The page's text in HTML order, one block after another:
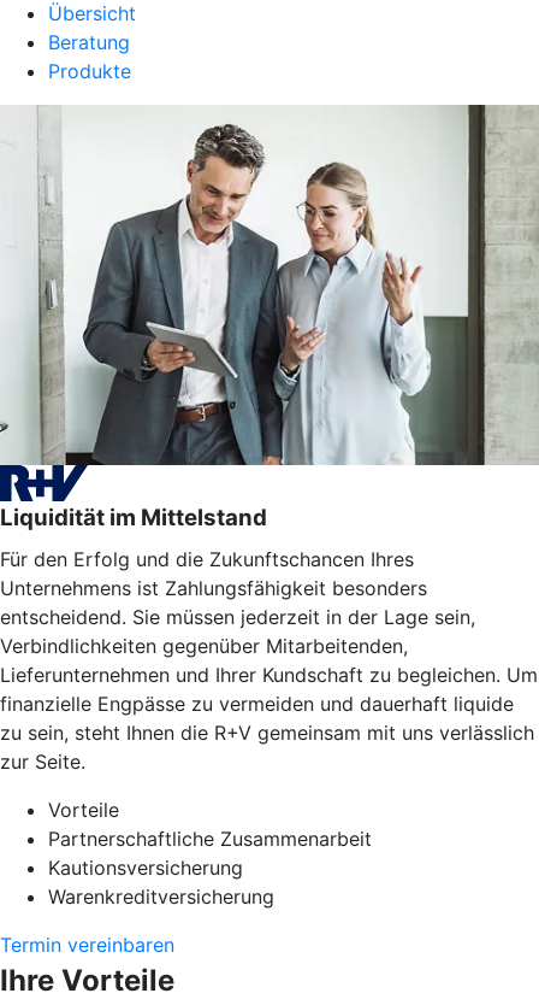
Übersicht
Beratung
Produkte
Liquidität im Mittelstand
Für den Erfolg und die Zukunftschancen Ihres
Unternehmens ist Zahlungsfähigkeit besonders
entscheidend. Sie müssen jederzeit in der Lage sein,
Verbindlichkeiten gegenüber Mitarbeitenden,
Lieferunternehmen und Ihrer Kundschaft zu begleichen. Um
finanzielle Engpässe zu vermeiden und dauerhaft liquide
zu sein, steht Ihnen die R+V gemeinsam mit uns verlässlich
zur Seite.
Vorteile
Partnerschaftliche Zusammenarbeit
Kautionsversicherung
Warenkreditversicherung
Termin vereinbaren
Ihre Vorteile